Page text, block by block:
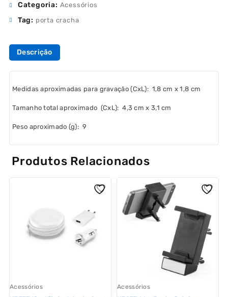
Categoria: Acessórios
Tag: porta cracha
Descrição
Medidas aproximadas para gravação(CxL): 1,8 cm x 1,8 cm
Tamanho total aproximado (CxL): 4,3 cm x 3,1 cm
Peso aproximado (g): 9
Produtos Relacionados
Acessórios Acessórios